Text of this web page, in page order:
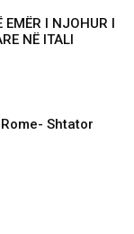
I NJOHUR I
NË ITALI
Shtator